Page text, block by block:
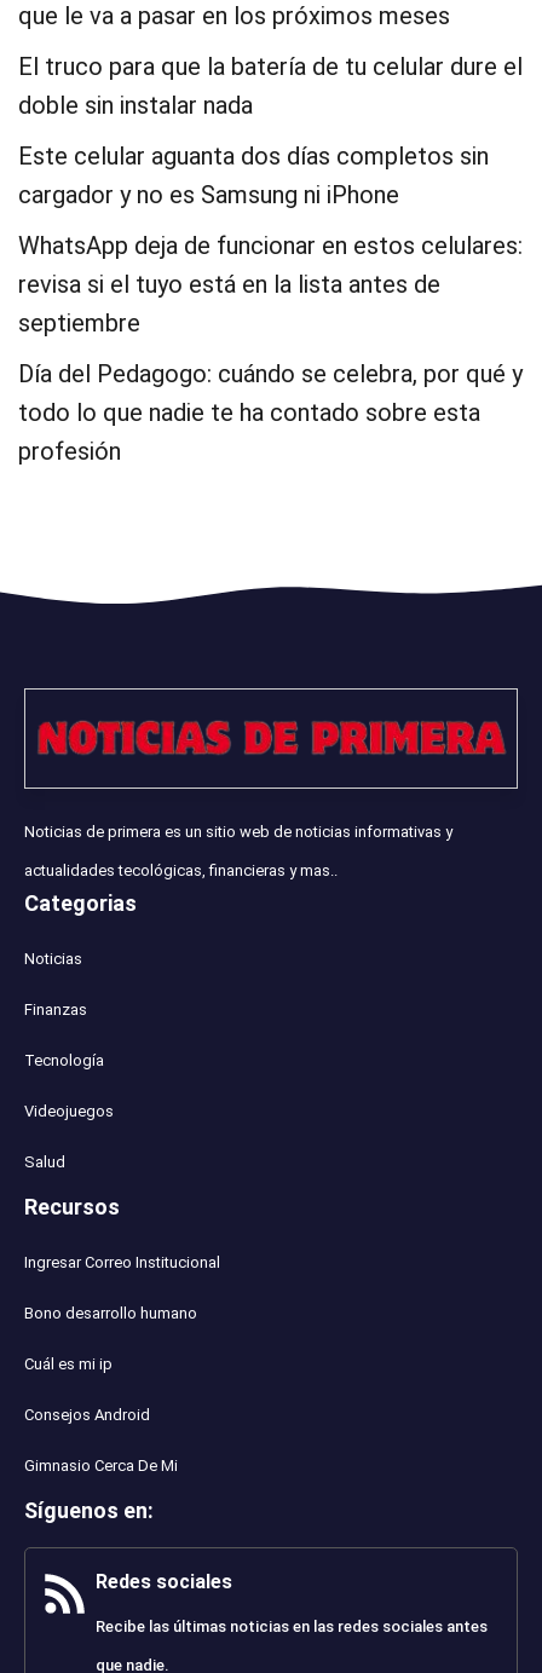
que le va a pasar en los próximos meses
El truco para que la batería de tu celular dure el
doble sin instalar nada
Este celular aguanta dos días completos sin
cargador y no es Samsung ni iPhone
WhatsApp deja de funcionar en estos celulares:
revisa si el tuyo está en la lista antes de
septiembre
Día del Pedagogo: cuándo se celebra, por qué y
todo lo que nadie te ha contado sobre esta
profesión
Noticias de primera es un sitio web de noticias informativas y
actualidades tecológicas, financieras y mas..
Categorias
Noticias
Finanzas
Tecnología
Videojuegos
Salud
Recursos
Ingresar Correo Institucional
Bono desarrollo humano
Cuál es mi ip
Consejos Android
Gimnasio Cerca De Mi
Síguenos en:
Redes sociales
Recibe las últimas noticias en las redes sociales antes
que nadie.